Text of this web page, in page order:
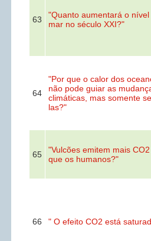
63
"Quanto aumentará o nível
mar no século XXI?"
64
"Por que o calor dos
não pode guiar as
climáticas, mas somente
las?"
65
"Vulcões emitem mais
que os humanos?"
66 " O efeito CO2 está